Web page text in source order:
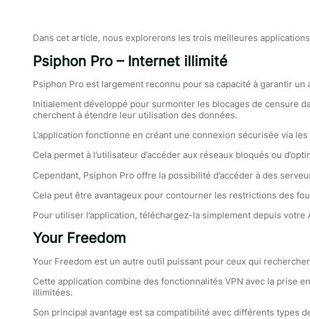
Dans cet article, nous explorerons les trois meilleures
Psiphon Pro – Internet illimité
Psiphon Pro est largement reconnu pour sa capacité à garantir
Initialement développé pour surmonter les blocages de censure
cherchent à étendre leur utilisation des données.
L’application fonctionne en créant une connexion sécurisée via
Cela permet à l’utilisateur d’accéder aux réseaux bloqués ou
Cependant, Psiphon Pro offre la possibilité d’accéder à des
Cela peut être avantageux pour contourner les restrictions des
Pour utiliser l’application, téléchargez-la simplement depuis votre
Your Freedom
Your Freedom est un autre outil puissant pour ceux qui
Cette application combine des fonctionnalités VPN avec la prise
illimitées.
Son principal avantage est sa compatibilité avec différents types